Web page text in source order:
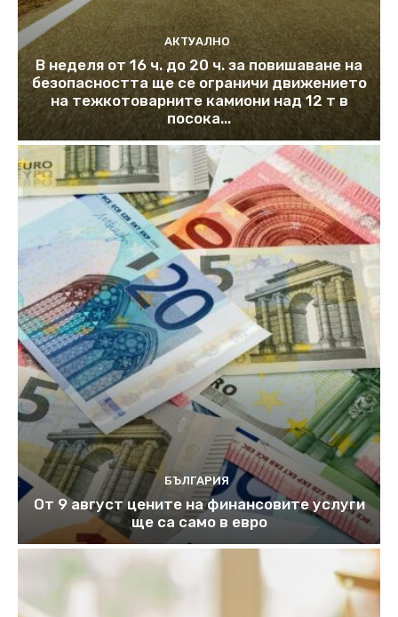
АКТУАЛНО
В неделя от 16 ч. до 20 ч. за повишаване на
безопасността ще се ограничи движението
на тежкотоварните камиони над 12 т в
посока...
БЪЛГАРИЯ
От 9 август цените на финансовите услуги
ще са само в евро